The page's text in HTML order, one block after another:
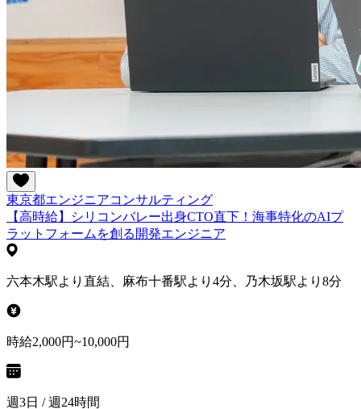
東京都エンジニアコンサルティング
【高時給】シリコンバレー出身CTO直下！海事特化のAIプ
ラットフォームを創る開発エンジニア
六本木駅より直結、麻布十番駅より4分、乃木坂駅より8分
時給2,000円~10,000円
週3日 / 週24時間